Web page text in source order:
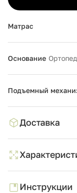
Матрас
Основание
Подъемный
Доставка
Инструкции